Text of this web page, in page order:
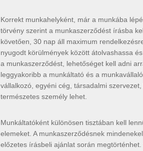
Korrekt munkahelyként, már a munkába
törvény szerint a munkaszerződést írásba
követően, 30 nap áll maximum
nyugodt körülmények között átolvashassa
a munkaszerződést, lehetőséget kell adni
leggyakoribb a munkáltató és a
vállalkozó, egyéni cég, társadalmi
természetes személy lehet.
Munkáltatóként különösen tisztában kell
elemeket. A munkaszerződésnek
előzetes írásbeli ajánlat során